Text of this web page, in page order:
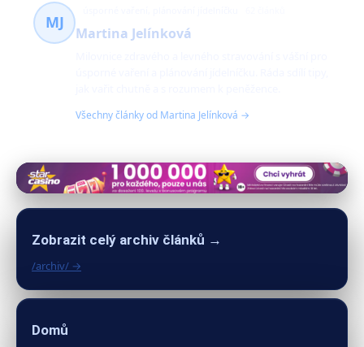
MJ
Martina Jelínková
Všechny články od Martina Jelínková →
Zobrazit celý archiv článků →
/archiv/ →
Domů